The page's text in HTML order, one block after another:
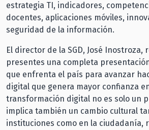
estrategia TI, indicadores,
docentes, aplicaciones móviles,
seguridad de la información.
El director de la SGD, José Inostroza,
presentes una completa
que enfrenta el país para avanzar
digital que genera mayor confianza
transformación digital no es solo un
implica también un cambio cultural
instituciones como en la ciudadanía,